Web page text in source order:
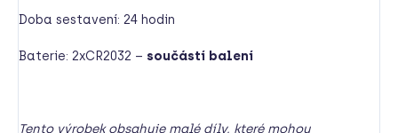
Doba sestavení: 24 hodin
Baterie: 2xCR2032 – součástí balení
Tento výrobek obsahuje malé díly, které mohou